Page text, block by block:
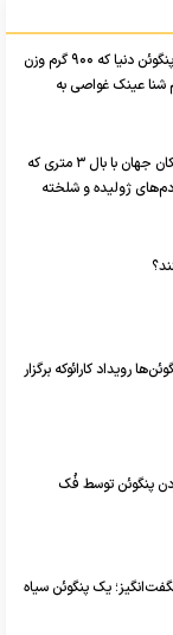
پنگوئن کوچک آبی؛ کوچکترین پنگوئن دنیا که ۹۰۰ گرم وزن
شنا عینک غواصی به
پلیکان خاکستری؛ بزرگترین پلیکان جهان با بال ۳ متری که
ژولیده و شلخته
رویداد کارائوکه برگزار
کردن پنگوئن توسط فُک
یک پنگوئن سیاه